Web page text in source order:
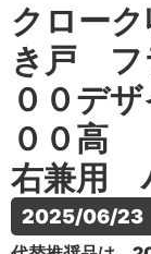
クロー
き戸 フ
００デ
００高
右兼用
2025/06/23